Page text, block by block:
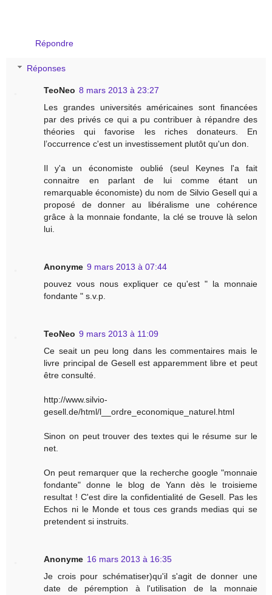
Répondre
Réponses
TeoNeo 8 mars 2013 à 23:27
Les grandes universités américaines sont financées
par des privés ce qui a pu contribuer à répandre des
théories qui favorise les riches donateurs. En
l’occurrence c'est un investissement plutôt qu'un don.
Il y'a un économiste oublié (seul Keynes l'a fait
connaitre en parlant de lui comme étant un
remarquable économiste) du nom de Silvio Gesell qui a
proposé de donner au libéralisme une cohérence
grâce à la monnaie fondante, la clé se trouve là selon
lui.
Anonyme 9 mars 2013 à 07:44
pouvez vous nous expliquer ce qu'est " la monnaie
fondante " s.v.p.
TeoNeo 9 mars 2013 à 11:09
Ce seait un peu long dans les commentaires mais le
livre principal de Gesell est apparemment libre et peut
être consulté.
http://www.silvio-
gesell.de/html/l__ordre_economique_naturel.html
Sinon on peut trouver des textes qui le résume sur le
net.
On peut remarquer que la recherche google "monnaie
fondante" donne le blog de Yann dès le troisieme
resultat ! C'est dire la confidentialité de Gesell. Pas les
Echos ni le Monde et tous ces grands medias qui se
pretendent si instruits.
Anonyme 16 mars 2013 à 16:35
Je crois pour schématiser)qu'il s'agit de donner une
date de péremption à l'utilisation de la monnaie